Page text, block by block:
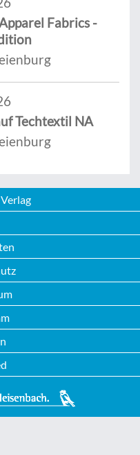
Fabrics -
Techtextil NA